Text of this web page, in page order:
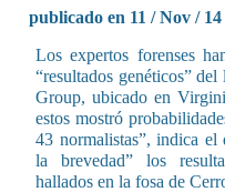
publicado en 11 / Nov / 14
Los expertos forenses
“resultados genéticos”
Group, ubicado en
estos mostró
43 normalistas”, indica el
la brevedad” los
hallados en la fosa de